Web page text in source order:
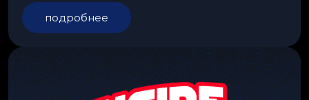
подробнее